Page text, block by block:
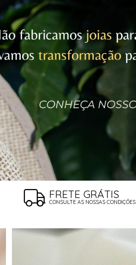
FRETE GRÁTIS
CONSULTE AS NOSSAS CONDIÇÕES